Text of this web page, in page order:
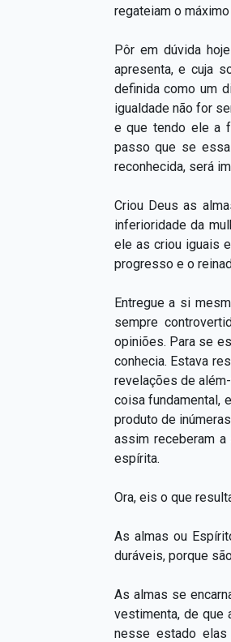
regateiam o
Pôr em dúvida
apresenta, e cuja
definida como um
igualdade não for
e que tendo ele a
passo que se
reconhecida, será
Criou Deus as
inferioridade da
ele as criou iguais
progresso e o
Entregue a si
sempre
opiniões. Para se
conhecia. Estava
revelações de
coisa fundamental,
produto de
assim receberam
espírita.
Ora, eis o que
As almas ou
duráveis, porque
As almas se
vestimenta, de que
nesse estado elas